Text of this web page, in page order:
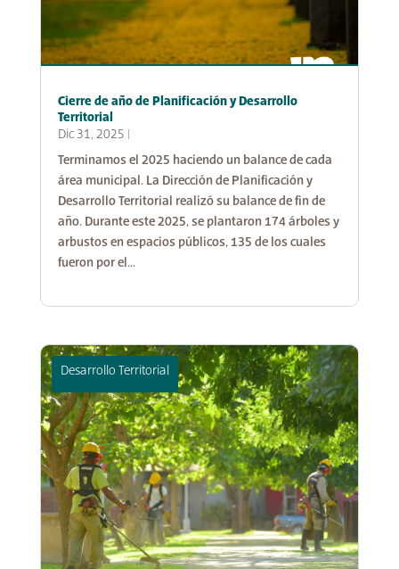
Cierre de año de Planificación y Desarrollo
Territorial
Dic 31, 2025
Terminamos el 2025 haciendo un balance de cada
área municipal. La Dirección de Planificación y
Desarrollo Territorial realizó su balance de fin de
año. Durante este 2025, se plantaron 174 árboles y
arbustos en espacios públicos, 135 de los cuales
fueron por el...
Desarrollo Territorial